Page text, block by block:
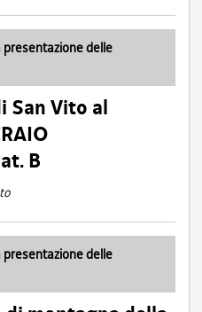
presentazione delle
San Vito al
B
presentazione delle